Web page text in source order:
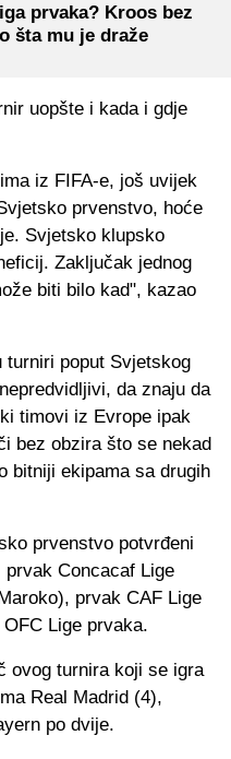
prvaka? Kroos bez
šta mu je draže
uopšte i kada i gdje
iz FIFA-e, još uvijek
prvenstvo, hoće
Svjetsko klupsko
Zaključak jednog
biti bilo kad", kazao
turniri poput Svjetskog
da znaju da
timovi iz Evrope ipak
bez obzira što se nekad
bitniji ekipama sa drugih
prvenstvo potvrđeni
Concacaf Lige
prvak CAF Lige
Lige prvaka.
ovog turnira koji se igra
Real Madrid (4),
po dvije.